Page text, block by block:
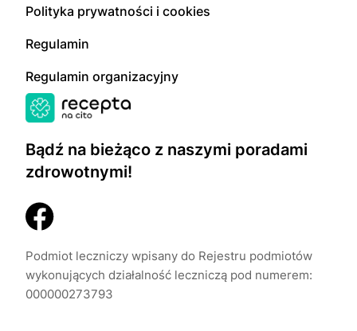
Bądź na bieżąco z naszymi poradami
zdrowotnymi!
Podmiot leczniczy wpisany do Rejestru podmiotów
wykonujących działalność leczniczą pod numerem:
000000273793
Polityka prywatności i cookies
Regulamin
Regulamin organizacyjny